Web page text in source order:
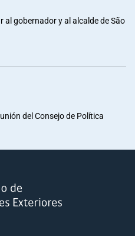
gobernador y al alcalde de São
del Consejo de Política